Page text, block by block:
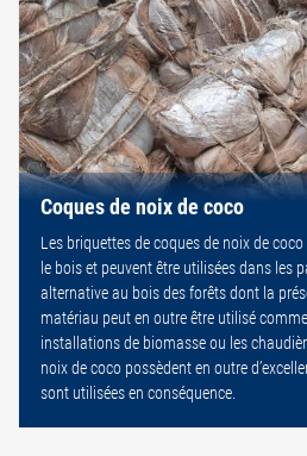
Coques de noix de coco
Les briquettes de coques de noix de
le bois et peuvent être utilisées dans les
alternative au bois des forêts dont la
matériau peut en outre être utilisé
installations de biomasse ou les
noix de coco possèdent en outre
sont utilisées en conséquence.